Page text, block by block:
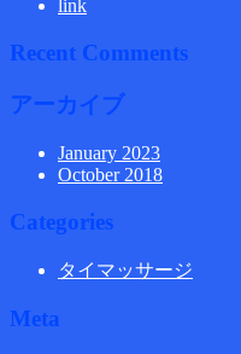
link
Recent Comments
アーカイブ
January 2023
October 2018
Categories
タイマッサージ
Meta